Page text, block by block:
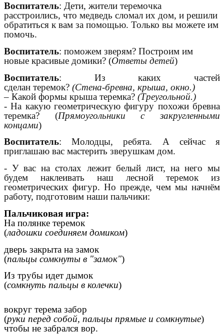
Воспитатель: Дети, жители теремочка
расстроились, что медведь сломал их дом, и решили
обратиться к вам за помощью. Только вы можете им
помочь.
Воспитатель: поможем зверям? Построим им
новые красивые домики? (Ответы детей)
Воспитатель: Из каких частей
сделан теремок? (Стена-бревна, крыша, окно.)
– Какой формы крыша теремка? (Треугольной.)
- На какую геометрическую фигуру похожи бревна
теремка? (Прямоугольники с закругленными
концами)
Воспитатель: Молодцы, ребята. А сейчас я
приглашаю вас мастерить зверушкам дом.
- У вас на столах лежит белый лист, на него мы
будем наклеивать наш лесной теремок из
геометрических фигур. Но прежде, чем мы начнём
работу, подготовим наши пальчики:
Пальчиковая игра:
На полянке теремок
(ладошки соединяем домиком)
дверь закрыта на замок
(пальцы сомкнуты в "замок")
Из трубы идет дымок
(сомкнуть пальцы в колечки)
вокруг терема забор
(руки перед собой, пальцы прямые и сомкнутые)
чтобы не забрался вор.